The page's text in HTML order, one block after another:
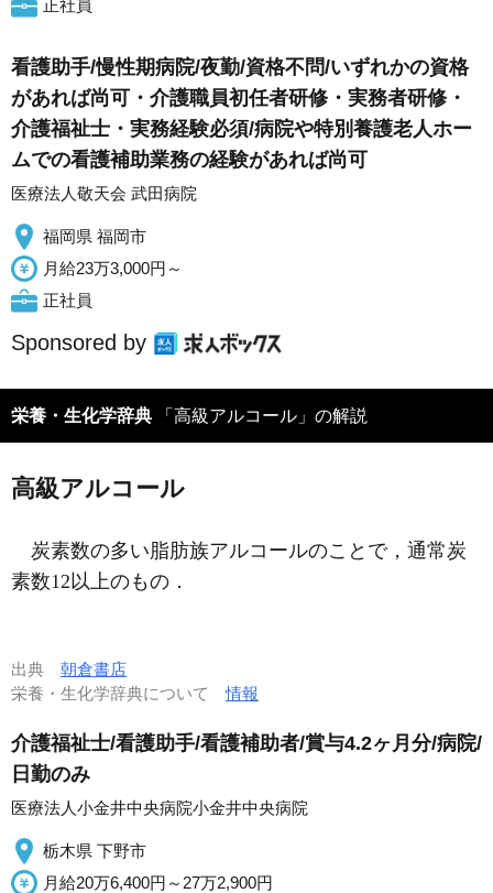
正社員
看護助手/慢性期病院/夜勤/資格不問/いずれかの資格
があれば尚可・介護職員初任者研修・実務者研修・
介護福祉士・実務経験必須/病院や特別養護老人ホー
ムでの看護補助業務の経験があれば尚可
医療法人敬天会 武田病院
福岡県 福岡市
月給23万3,000円～
正社員
Sponsored by
栄養・生化学辞典 「高級アルコール」の解説
高級アルコール
炭素数の多い脂肪族アルコールのことで，通常炭
素数12以上のもの．
出典 朝倉書店
栄養・生化学辞典について情報
介護福祉士/看護助手/看護補助者/賞与4.2ヶ月分/病院/
日勤のみ
医療法人小金井中央病院小金井中央病院
栃木県 下野市
月給20万6,400円～27万2,900円